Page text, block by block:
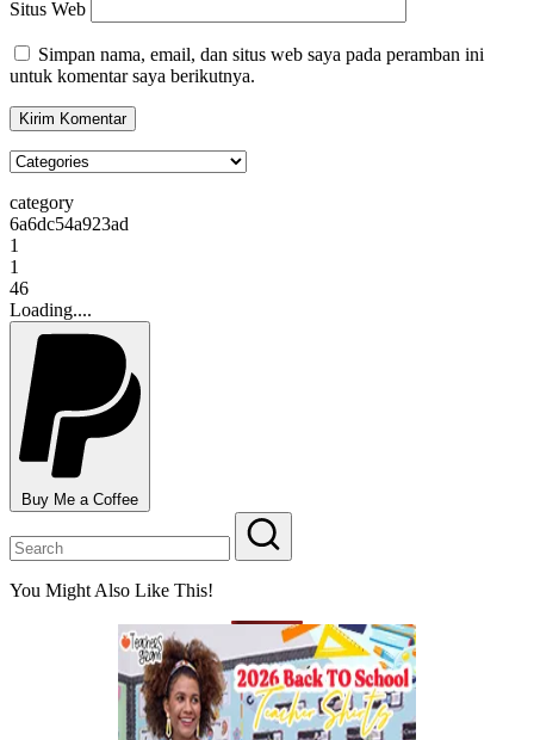
Situs Web
Simpan nama, email, dan situs web saya pada peramban ini
untuk komentar saya berikutnya.
category
6a6dc54a923ad
1
1
46
Loading....
Buy Me a Coffee
You Might Also Like This!